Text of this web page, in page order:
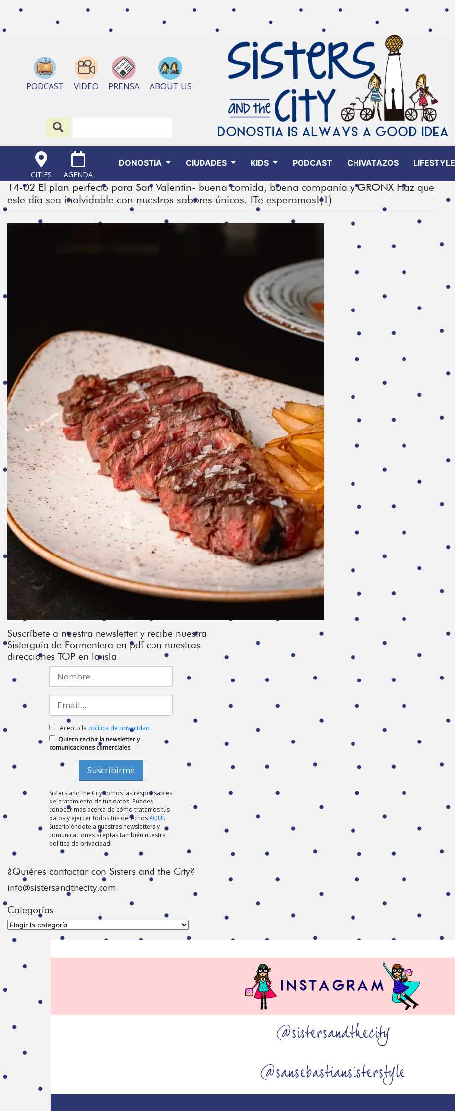
PODCAST VIDEO PRENSA ABOUT US
CITIES AGENDA
DONOSTIA CIUDADES KIDS PODCAST CHIVATAZOS LIFESTYLE
14-02 El plan perfecto para San Valentín- buena comida, buena compañía y GRONX Haz que
este día sea inolvidable con nuestros sabores únicos. ¡Te esperamos!(1)
Suscríbete a nuestra newsletter y recibe nuestra
Sisterguía de Formentera en pdf con nuestras
direcciones TOP en la isla
Acepto la política de privacidad
Quiero recibir la newsletter y
comunicaciones comerciales
Sisters and the City somos las responsables
del tratamiento de tus datos. Puedes
conocer más acerca de cómo tratamos tus
datos y ejercer todos tus derechosAQUÍ.
Suscribiéndote a nuestras newsletters y
comunicaciones aceptas también nuestra
política de privacidad.
¿Quiéres contactar con Sisters and the City?
info@sistersandthecity.com
Categorías
Categorías
@sistersandthecity
@sansebastiansisterstyle